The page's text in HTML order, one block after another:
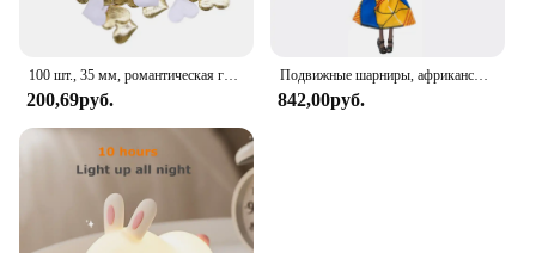
100 шт., 35 мм, романтическая губка, атласная ткань, лепестки в форме сердца, свадебные конфетти, настольная кровать, лепестки в форме сердца, свадебное украшение на день Святого Валентина
200,69руб.
Подвижные шарниры, африканская черная кукла для американских кукол, аксессуары, тело Nudy с одеждой для Барби, игрушка для девочки, ролевая детская игрушка, подарок
842,00руб.